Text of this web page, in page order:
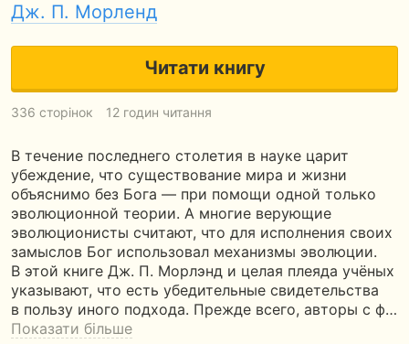
Дж. П. Морленд
Читати книгу
336 сторінок 12 годин читання
В течение последнего столетия в науке царит
убеждение, что существование мира и жизни
объяснимо без Бога — при помощи одной только
эволюционной теории. А многие верующие
эволюционисты считают, что для исполнения своих
замыслов Бог использовал механизмы эволюции.
В этой книге Дж. П. Морлэнд и целая плеяда учёных
указывают, что есть убедительные свидетельства
в пользу иного подхода. Прежде всего, авторы с ф…
Показати більше